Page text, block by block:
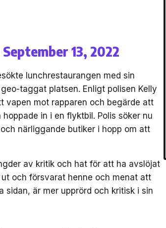
September 13, 2022
lunchrestaurangen med sin
taggat platsen. Enligt polisen Kelly
vapen mot rapparen och begärde att
in i en flyktbil. Polis söker nu
närliggande butiker i hopp om att
av kritik och hat för att ha avslöjat
och försvarat henne och menat att
sidan, är mer upprörd och kritisk i sin